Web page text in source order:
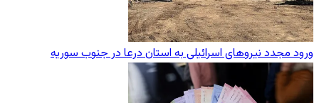
ورود مجدد نیروهای اسرائیلی به استان درعا در جنوب سوریه